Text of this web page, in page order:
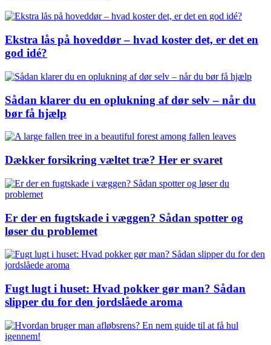
Ekstra lås på hoveddør – hvad koster det, er det en
god idé?
Sådan klarer du en oplukning af dør selv – når du
bør få hjælp
Dækker forsikring væltet træ? Her er svaret
Er der en fugtskade i væggen? Sådan spotter og
løser du problemet
Fugt lugt i huset: Hvad pokker gør man? Sådan
slipper du for den jordslåede aroma